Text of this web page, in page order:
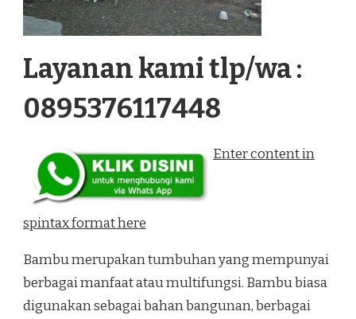
Layanan kami tlp/wa :
0895376117448
Enter content in
spintax format here
Bambu merupakan tumbuhan yang mempunyai
berbagai manfaat atau multifungsi. Bambu biasa
digunakan sebagai bahan bangunan, berbagai